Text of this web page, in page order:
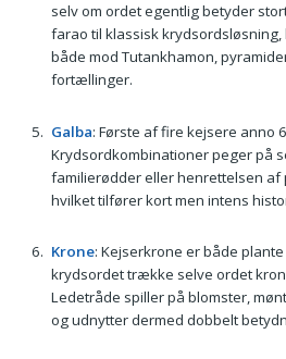
selv om ordet egentlig betyder
farao til klassisk
både mod Tutankhamon,
fortællinger.
Galba: Første af fire kejsere anno
Krydsordkombinationer peger på
familierødder eller henrettelsen
hvilket tilfører kort men intens
Krone: Kejserkrone er både
krydsordet trække selve ordet
Ledetråde spiller på blomster,
og udnytter dermed dobbelt